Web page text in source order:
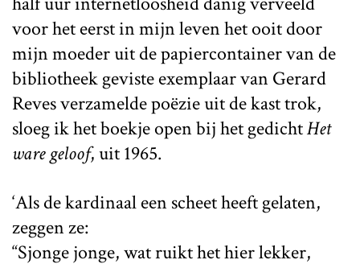
voor het eerst in mijn leven het ooit door
mijn moeder uit de papiercontainer van de
bibliotheek geviste exemplaar van Gerard
Reves verzamelde poëzie uit de kast trok,
sloeg ik het boekje open bij het gedichtHet
ware geloof, uit 1965.
‘Als de kardinaal een scheet heeft gelaten,
zeggen ze:
“Sjonge jonge, wat ruikt het hier lekker,